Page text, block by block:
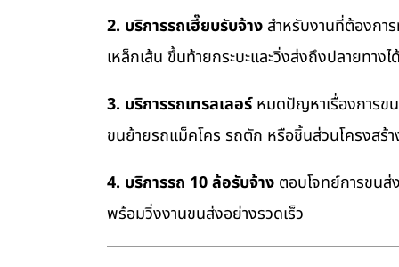
2. บริการรถเฮี๊ยบรับจ้าง สำหรับงานที่ต้องกา
เหล็กเส้น ขึ้นท้ายกระบะและวิ่งส่งถึงปลายทา
3. บริการรถเทรลเลอร์หมดปัญหาเรื่องการข
ขนย้ายรถแม็คโคร รถตัก หรือชิ้นส่วนโครงสร้
4. บริการรถ 10 ล้อรับจ้าง ตอบโจทย์การขนส่
พร้อมวิ่งงานขนส่งอย่างรวดเร็ว